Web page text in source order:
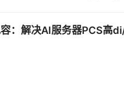
：解决AI服务器PCS高